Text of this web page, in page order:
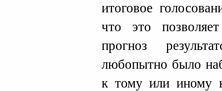
итоговое
что это
прогноз
любопытно было
к тому или иному